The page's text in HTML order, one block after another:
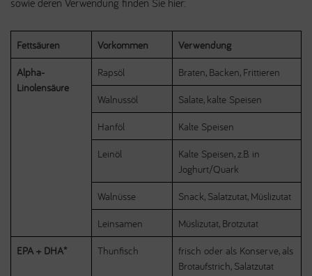
sowie deren Verwendung finden Sie hier:
Fettsäuren Vorkommen Verwendung
Alpha-
Linolensäure
Rapsöl Braten, Backen, Frittieren
Walnussöl Salate, kalte Speisen
Hanföl Kalte Speisen
Leinöl
Kalte Speisen, z.B. in
Joghurt/Quark
Walnüsse Snack, Salatzutat, Müslizutat
Leinsamen Müslizutat, Brotzutat
EPA + DHA* Thunfisch
frisch oder als Konserve, als
Brotaufstrich, Salatzutat